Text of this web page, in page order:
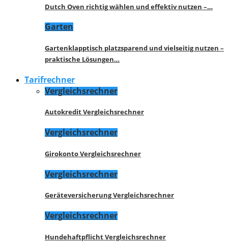
Dutch Oven richtig wählen und effektiv nutzen –…
Garten
Gartenklapptisch platzsparend und vielseitig nutzen –
praktische Lösungen…
Tarifrechner
Vergleichsrechner
Autokredit Vergleichsrechner
Vergleichsrechner
Girokonto Vergleichsrechner
Vergleichsrechner
Geräteversicherung Vergleichsrechner
Vergleichsrechner
Hundehaftpflicht Vergleichsrechner